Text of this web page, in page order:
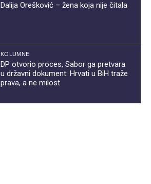
Dalija Orešković – žena koja nije čitala
KOLUMNE
DP otvorio proces, Sabor ga pretvara
u državni dokument: Hrvati u BiH traže
prava, a ne milost